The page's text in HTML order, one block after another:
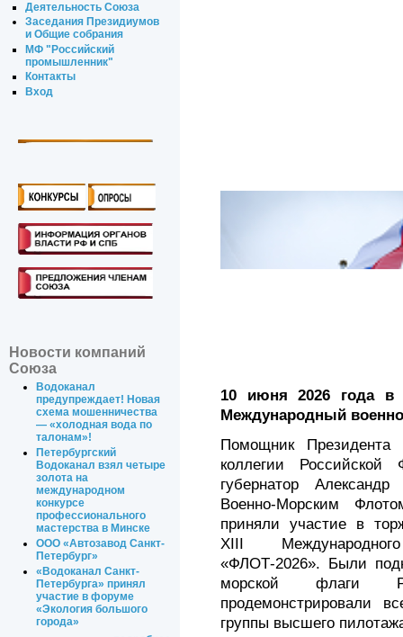
Деятельность Союза
Заседания Президиумов
и Общие собрания
МФ "Российский
промышленник"
Контакты
Вход
Новости компаний
Союза
Водоканал
предупреждает! Новая
схема мошенничества
— «холодная вода по
талонам»!
Петербургский
Водоканал взял четыре
золота на
международном
конкурсе
профессионального
мастерства в Минске
ООО «Автозавод Санкт-
Петербург»
«Водоканал Санкт-
Петербурга» принял
участие в форуме
«Экология большого
города»
10 июня 2026 года в
Международный
Помощник Президента
коллегии
губернатор
Военно-Морским
приняли участие в
XIII
«ФЛОТ-2026». Были
морской флаги
продемонстрировали
группы высшего